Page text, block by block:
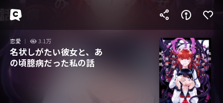
恋愛 3.1万
名状しがたい彼女と、あ
の頃臆病だった私の話